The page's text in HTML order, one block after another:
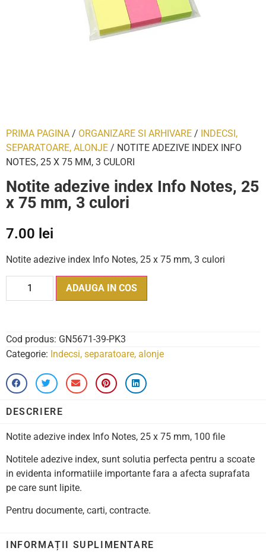
PRIMA PAGINA / ORGANIZARE SI ARHIVARE / INDECSI,
SEPARATOARE, ALONJE / NOTITE ADEZIVE INDEX INFO
NOTES, 25 X 75 MM, 3 CULORI
Notite adezive index Info Notes, 25
x 75 mm, 3 culori
7.00 lei
Notite adezive index Info Notes, 25 x 75 mm, 3 culori
ADAUGA IN COS
Cod produs: GN5671-39-PK3
Categorie: Indecsi, separatoare, alonje
DESCRIERE
Notite adezive index Info Notes, 25 x 75 mm, 100 file
Notitele adezive index, sunt solutia perfecta pentru a scoate
in evidenta informatiile importante fara a afecta suprafata
pe care sunt lipite.
Pentru documente, carti, contracte.
INFORMAȚII SUPLIMENTARE